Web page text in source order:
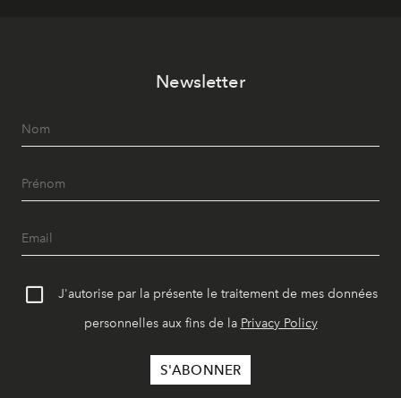
Newsletter
J'autorise par la présente le traitement de mes données
personnelles aux fins de la Privacy Policy